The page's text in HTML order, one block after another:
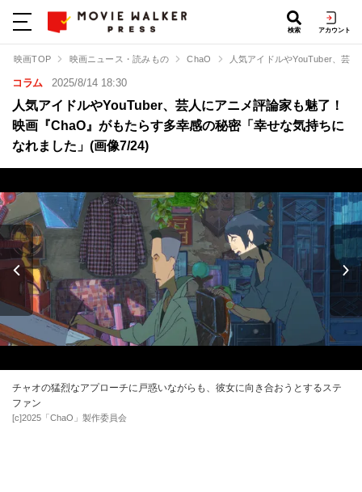
検索 アカウント
映画TOP 映画ニュース・読みもの ChaO 人気アイドルやYouTuber、芸
コラム 2025/8/14 18:30
人気アイドルやYouTuber、芸人にアニメ評論家も魅了！
映画『ChaO』がもたらす多幸感の秘密「幸せな気持ちに
なれました」(画像7/24)
チャオの猛烈なアプローチに戸惑いながらも、彼女に向き合おうとするステ
ファン
[c]2025「ChaO」製作委員会